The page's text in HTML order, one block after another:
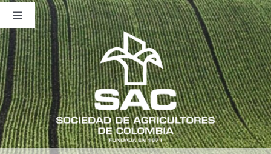
Saltar
contenido
Toggle
Navigation
Nosotros
Publicaciones
Sala de Prensa
Eventos